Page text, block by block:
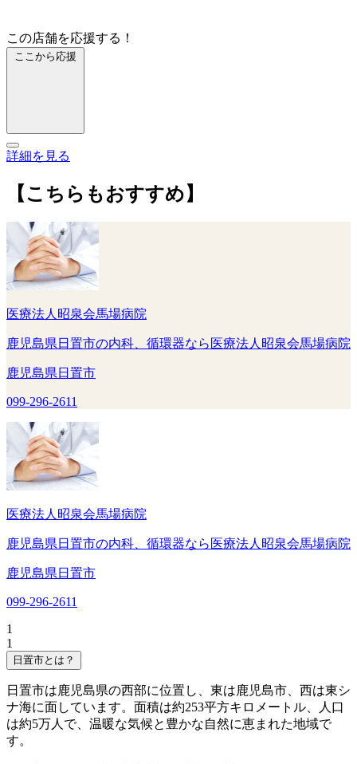
この店舗を応援する！
ここから応援
詳細を見る
【こちらもおすすめ】
医療法人昭泉会馬場病院
鹿児島県日置市の内科、循環器なら医療法人昭泉会馬場病院
鹿児島県日置市
099-296-2611
医療法人昭泉会馬場病院
鹿児島県日置市の内科、循環器なら医療法人昭泉会馬場病院
鹿児島県日置市
099-296-2611
1
1
日置市とは？
日置市は鹿児島県の西部に位置し、東は鹿児島市、西は東シ
ナ海に面しています。面積は約253平方キロメートル、人口
は約5万人で、温暖な気候と豊かな自然に恵まれた地域で
す。